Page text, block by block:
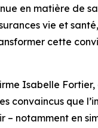
en matière de
vie et
cette
Isabelle
convaincus que
– notamment en